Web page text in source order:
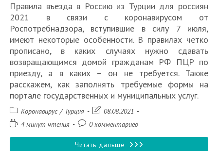
Правила въезда в Россию из Турции для россиян
2021 в связи с коронавирусом от
Роспотребнадзора, вступившие в силу 7 июля,
имеют некоторые особенности. В правилах четко
прописано, в каких случаях нужно сдавать
возвращающимся домой гражданам РФ ПЦР по
приезду, а в каких – он не требуется. Также
расскажем, как заполнять требуемые формы на
портале государственных и муниципальных услуг.
Рубрика
записи:
Коронавирус / Турция
Запись
изменена:
08.08.2021
Время4 минут чтения
Комментарии
записи:
0 комментариев
Читать дальше Новые